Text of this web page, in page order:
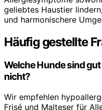
geliebtes Haustier
und harmonischere
Häufig gestellte
Welche Hunde sind
nicht?
Wir empfehlen
Frisé und Malteser für